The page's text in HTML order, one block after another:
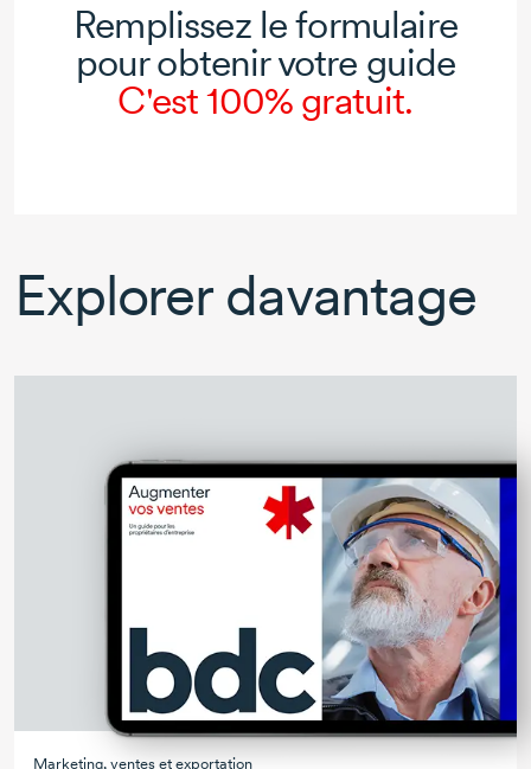
Remplissez le formulaire
pour obtenir votre guide
C'est 100% gratuit.
Explorer davantage
Marketing, ventes et exportation